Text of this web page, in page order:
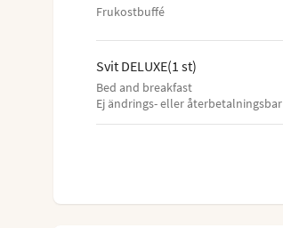
Frukostbuffé
Svit DELUXE(1 st)
Bed and breakfast
Ej ändrings- eller återbetalningsbar